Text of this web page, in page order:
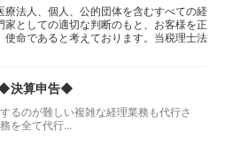
法人、個人、公的団体を含むすべての経
としての適切な判断のもと、お客様を正
使命であると考えております。当税理士法
◆決算申告◆
るのが難しい複雑な経理業務も代行さ
を全て代行...